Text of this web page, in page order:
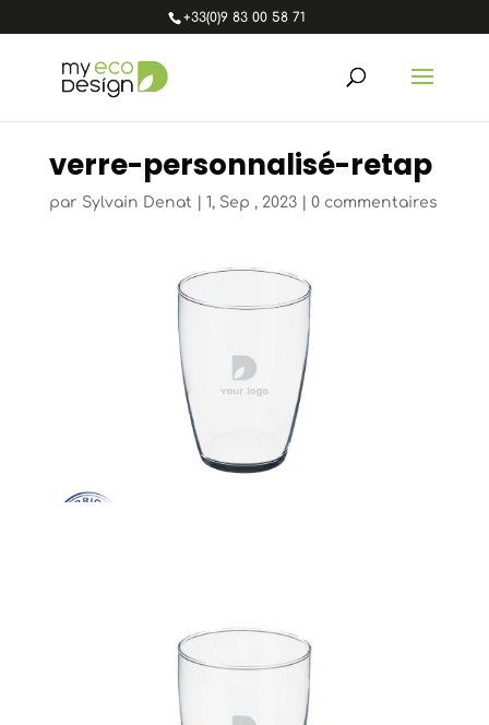
+33(0)9 83 00 58 71
verre-personnalisé-retap
par Sylvain Denat 1, Sep , 2023| 0 commentaires